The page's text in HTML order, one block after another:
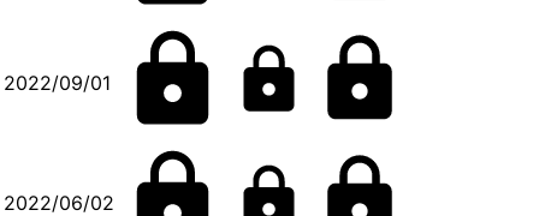
2022/09/01
2022/06/02